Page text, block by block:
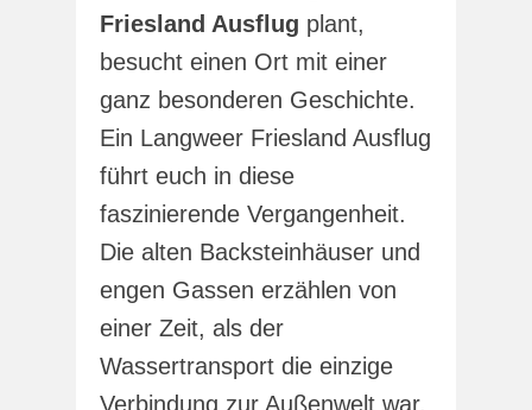
Friesland Ausflug plant,
besucht einen Ort mit einer
ganz besonderen Geschichte.
Ein Langweer Friesland Ausflug
führt euch in diese
faszinierende Vergangenheit.
Die alten Backsteinhäuser und
engen Gassen erzählen von
einer Zeit, als der
Wassertransport die einzige
Verbindung zur Außenwelt war.